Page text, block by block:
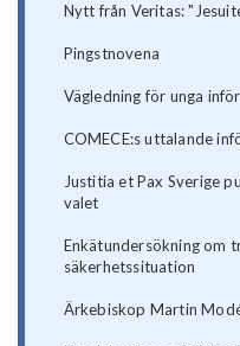
Nytt från Veritas:
Pingstnovena
Vägledning för unga
COMECE:s uttalande
Justitia et Pax Sverige
valet
Enkätundersökning om
säkerhetssituation
Ärkebiskop Martin